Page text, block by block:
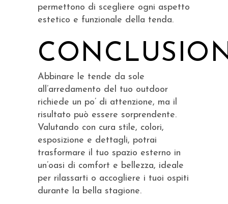
permettono di scegliere ogni aspetto
estetico e funzionale della tenda.
Abbinare le tende da sole
all’arredamento del tuo outdoor
richiede un po’ di attenzione, ma il
risultato può essere sorprendente.
Valutando con cura stile, colori,
esposizione e dettagli, potrai
trasformare il tuo spazio esterno in
un’oasi di comfort e bellezza, ideale
per rilassarti o accogliere i tuoi ospiti
durante la bella stagione.